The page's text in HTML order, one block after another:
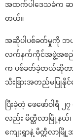
အထက်ပါဒေသခံက ဆက်
တယ်။
အဆိုပါပစ်ခတ်မှုကို ဘ
လက်နက်ကိုင်အဖွဲ့အစ
က ပစ်ခတ်ခဲ့တယ်ဆိုတ
သီးခြားအတည်မပြုနိုင်
ပြီးခဲ့တဲ့ ဖေဖော်ဝါရီ
လည်း မိတ္ထီလာမြို့နယ်၊
ကျေးရွာနဲ့ မိတ္ထီလာမြို့